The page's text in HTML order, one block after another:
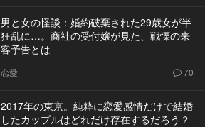
男と女の怪談：婚約破棄された29歳女が半
狂乱に…。商社の受付嬢が見た、戦慄の来
客予告とは
恋愛 70
2017年の東京。純粋に恋愛感情だけで結婚
したカップルはどれだけ存在するだろう？